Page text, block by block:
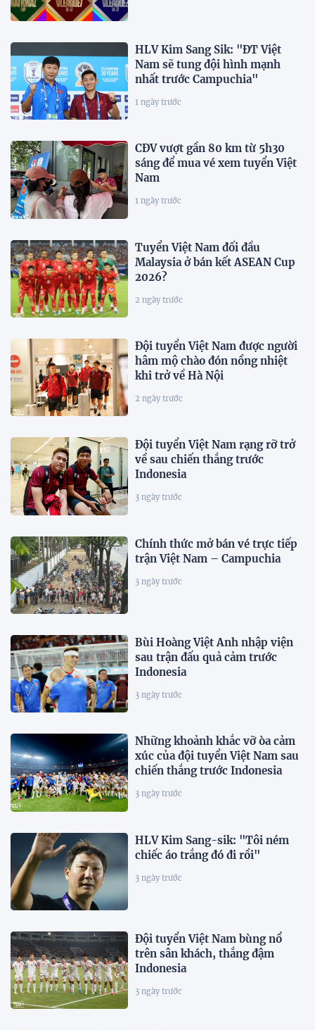
HLV Kim Sang Sik: "ĐT Việt
Nam sẽ tung đội hình mạnh
nhất trước Campuchia"
1 ngày trước
CĐV vượt gần 80 km từ 5h30
sáng để mua vé xem tuyển Việt
Nam
1 ngày trước
Tuyển Việt Nam đối đầu
Malaysia ở bán kết ASEAN Cup
2026?
2 ngày trước
Đội tuyển Việt Nam được người
hâm mộ chào đón nồng nhiệt
khi trở về Hà Nội
2 ngày trước
Đội tuyển Việt Nam rạng rỡ trở
về sau chiến thắng trước
Indonesia
3 ngày trước
Chính thức mở bán vé trực tiếp
trận Việt Nam – Campuchia
3 ngày trước
Bùi Hoàng Việt Anh nhập viện
sau trận đấu quả cảm trước
Indonesia
3 ngày trước
Những khoảnh khắc vỡ òa cảm
xúc của đội tuyển Việt Nam sau
chiến thắng trước Indonesia
3 ngày trước
HLV Kim Sang-sik: "Tôi ném
chiếc áo trắng đó đi rồi"
3 ngày trước
Đội tuyển Việt Nam bùng nổ
trên sân khách, thắng đậm
Indonesia
3 ngày trước